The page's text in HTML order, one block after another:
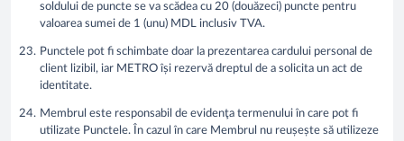
soldului de puncte se va scădea cu 20 (douăzeci) puncte pentru
valoarea sumei de 1 (unu) MDL inclusiv TVA.
Punctele pot fi schimbate doar la prezentarea cardului personal de
client lizibil, iar METRO își rezervă dreptul de a solicita un act de
identitate.
Membrul este responsabil de evidenţa termenului în care pot fi
utilizate Punctele. În cazul în care Membrul nu reușește să utilizeze